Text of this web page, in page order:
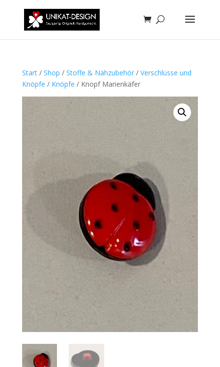
Start/ Shop / Stoffe & Nähzubehör/ Verschlüsse und
Knöpfe / Knöpfe / Knopf Marienkäfer